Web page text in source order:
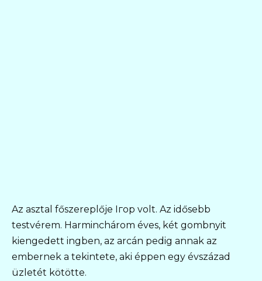
Az asztal főszereplője Iгор volt. Az idősebb
testvérem. Harminchárom éves, két gombnyit
kiengedett ingben, az arcán pedig annak az
embernek a tekintete, aki éppen egy évszázad
üzletét kötötte.